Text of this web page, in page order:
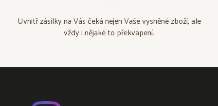
Uvnitř zásilky na Vás čeká nejen Vaše vysněné zboží, ale
vždy i nějaké to překvapení.